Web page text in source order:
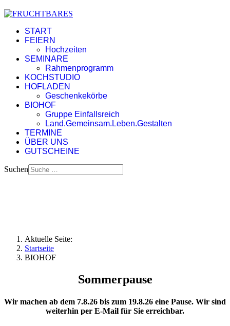
START
FEIERN
Hochzeiten
SEMINARE
Rahmenprogramm
KOCHSTUDIO
HOFLADEN
Geschenkekörbe
BIOHOF
Gruppe Einfallsreich
Land.Gemeinsam.Leben.Gestalten
TERMINE
ÜBER UNS
GUTSCHEINE
Suchen
Aktuelle Seite:
Startseite
BIOHOF
Sommerpause
Wir machen ab dem 7.8.26 bis zum 19.8.26 eine Pause. Wir sind
weiterhin per E-Mail für Sie erreichbar.